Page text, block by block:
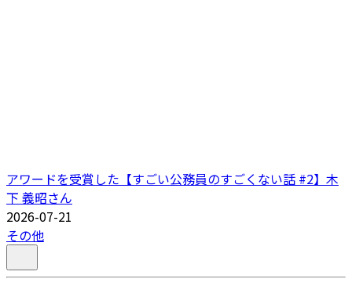
アワードを受賞した【すごい公務員のすごくない話 #2】木
下 義昭さん
2026-07-21
その他